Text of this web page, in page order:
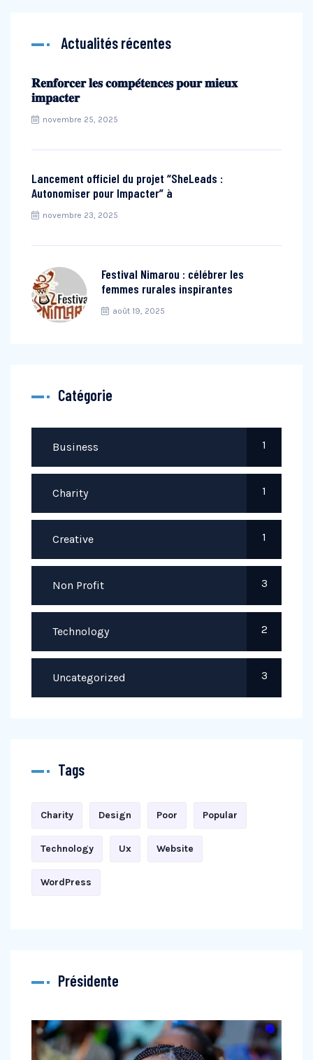
Actualités récentes
𝐑𝐞𝐧𝐟𝐨𝐫𝐜𝐞𝐫 𝐥𝐞𝐬 𝐜𝐨𝐦𝐩𝐞́𝐭𝐞𝐧𝐜𝐞𝐬 𝐩𝐨𝐮𝐫 𝐦𝐢𝐞𝐮𝐱
𝐢𝐦𝐩𝐚𝐜𝐭𝐞𝐫
novembre 25, 2025
Lancement officiel du projet “SheLeads :
Autonomiser pour Impacter” à
novembre 23, 2025
Festival Nimarou : célébrer les
femmes rurales inspirantes
août 19, 2025
Catégorie
Business 1
Charity 1
Creative 1
Non Profit 3
Technology 2
Uncategorized 3
Tags
Charity Design Poor Popular
Technology Ux Website
WordPress
Présidente